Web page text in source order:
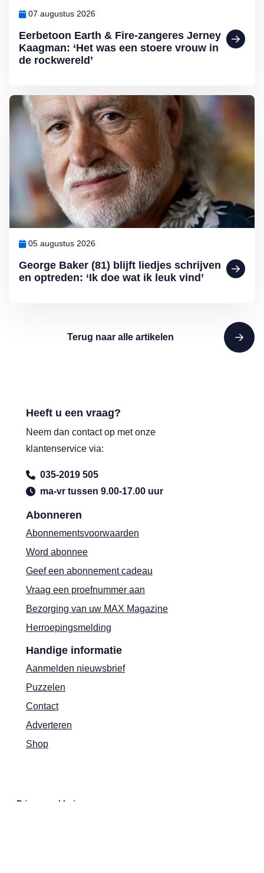
Eerbetoon Earth & Fire-zangeres Jerney
Kaagman: ‘Het was een stoere vrouw in
de rockwereld’
07 augustus 2026
George Baker (81) blijft liedjes schrijven
en optreden: ‘Ik doe wat ik leuk vind’
05 augustus 2026
Lees meer over George Baker (81) blijft liedjes schrijven en
Terug naar alle artikelen
Abonneren
Abonnementsvoorwaarden
Word abonnee
Geef een abonnement cadeau
Vraag een proefnummer aan
Bezorging van uw MAX Magazine
Herroepingsmelding
Handige informatie
Aanmelden nieuwsbrief
Puzzelen
Contact
Adverteren
Shop
Heeft u een vraag?
Neem dan contact op met onze
klantenservice via:
035-2019 505
ma-vr tussen 9.00-17.00 uur
Privacyverklaring